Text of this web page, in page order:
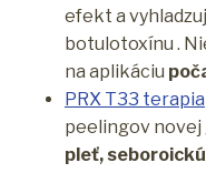
efekt a
botulotoxínu .
na aplikáciu
PRX T33 terapia
peelingov
pleť,